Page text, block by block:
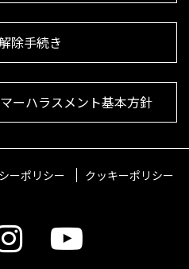
除手続き
ーハラスメント基本方針
ーポリシー クッキーポリシー